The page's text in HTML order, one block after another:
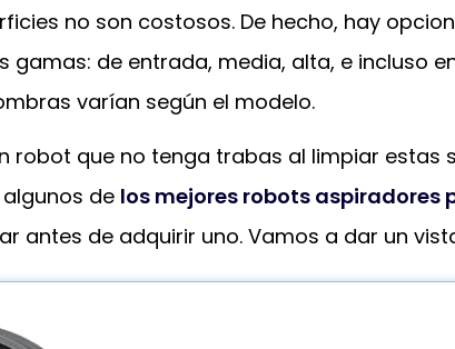
no son costosos. De hecho, hay
gamas: de entrada, media, alta, e incluso
varían según el modelo.
que no tenga trabas al limpiar estas
de los mejores robots aspiradores
antes de adquirir uno. Vamos a dar un